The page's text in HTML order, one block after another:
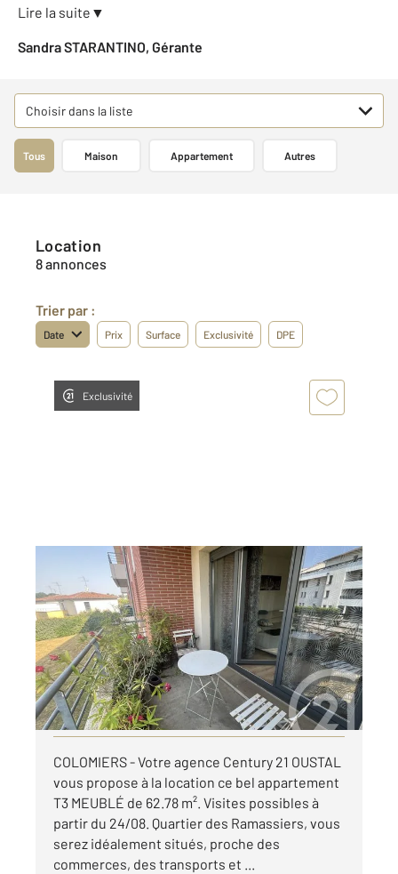
Lire la suite ▼
Sandra STARANTINO, Gérante
Choisir dans la liste
Tous Maison Appartement Autres
Location
8 annonces
Trier par :
Date Prix Surface Exclusivité DPE
Exclusivité
COLOMIERS 31
62,78 m
, 3 pièces
Ref : 2118
Appartement T3 à louer
945,75 €
par mois charges comprises
Visiter le site dédié
COLOMIERS - Votre agence Century 21 OUSTAL
vous propose à la location ce bel appartement
T3 MEUBLÉ de 62.78 m². Visites possibles à
partir du 24/08. Quartier des Ramassiers, vous
serez idéalement situés, proche des
commerces, des transports et ...